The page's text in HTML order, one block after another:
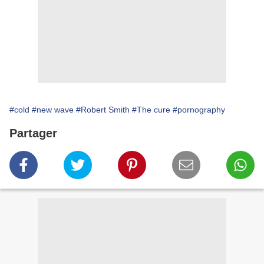
#cold #new wave #Robert Smith #The cure #pornography
Partager